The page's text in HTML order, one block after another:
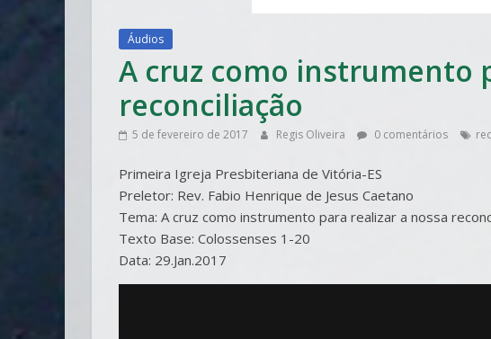
Áudios
A cruz como instrumento
reconciliação
5 de fevereiro de 2017 Regis Oliveira 0 comentários
Primeira Igreja Presbiteriana de Vitória-ES
Preletor: Rev. Fabio Henrique de Jesus Caetano
Tema: A cruz como instrumento para realizar a nossa
Texto Base: Colossenses 1-20
Data: 29.Jan.2017